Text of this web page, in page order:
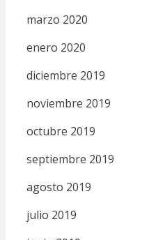
marzo 2020
enero 2020
diciembre 2019
noviembre 2019
octubre 2019
septiembre 2019
agosto 2019
julio 2019